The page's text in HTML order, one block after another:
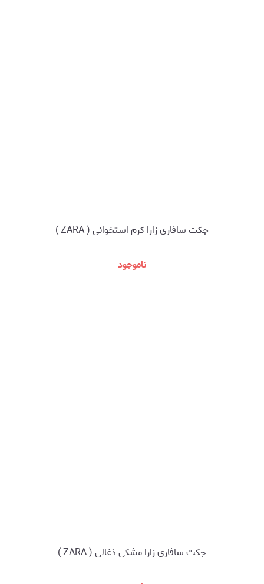
جکت سافاری زارا کرم استخوانی ( ZARA )
ناموجود
جکت سافاری زارا مشکی ذغالی ( ZARA )